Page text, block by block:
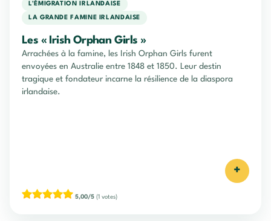
L'ÉMIGRATION IRLANDAISE
LA GRANDE FAMINE IRLANDAISE
Les « Irish Orphan Girls »
Arrachées à la famine, les Irish Orphan Girls furent
envoyées en Australie entre 1848 et 1850. Leur destin
tragique et fondateur incarne la résilience de la diaspora
irlandaise.
+
5,00/5 (1 votes)